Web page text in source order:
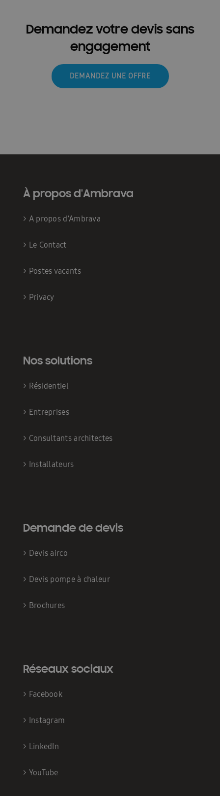
Demandez votre devis sans
engagement
DEMANDEZ UNE OFFRE
À propos d'Ambrava
> A propos d’Ambrava
> Le Contact
> Postes vacants
> Privacy
Nos solutions
> Résidentiel
> Entreprises
> Consultants architectes
> Installateurs
Demande de devis
> Devis airco
> Devis pompe à chaleur
> Brochures
Réseaux sociaux
> Facebook
> Instagram
> LinkedIn
> YouTube